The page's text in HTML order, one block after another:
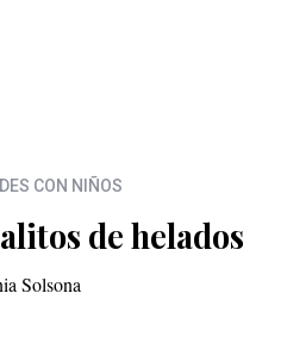
CON NIÑOS
de helados
Solsona